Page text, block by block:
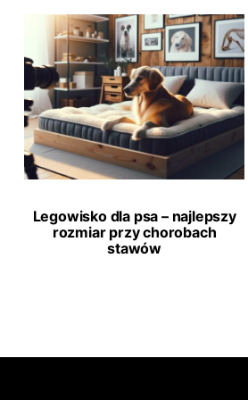
Legowisko dla psa – najlepszy
rozmiar przy chorobach
stawów